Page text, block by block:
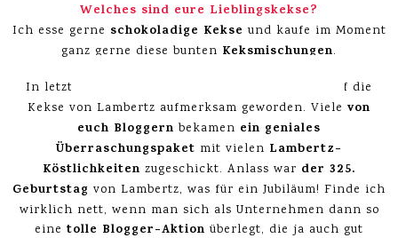
Welches sind eure Lieblingskekse?
Ich esse gerne schokoladige Kekse und kaufe im Moment
ganz gerne diese bunten Keksmischungen.
In letzter Zeit bin ich dann
auf die
Kekse von Lambertz aufmerksam geworden. Viele von
euch Bloggern bekamen ein geniales
Überraschungspaket mit vielen Lambertz-
Köstlichkeiten zugeschickt. Anlass war der 325.
Geburtstag von Lambertz, was für ein Jubiläum! Finde ich
wirklich nett, wenn man sich als Unternehmen dann so
eine tolle Blogger-Aktion überlegt, die ja auch gut